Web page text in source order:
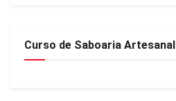
Curso de Saboaria Artesanal